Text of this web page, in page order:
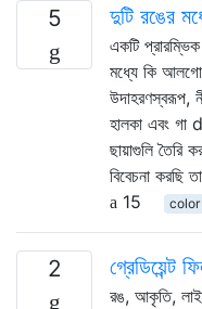
5 দুটি রঙের
একটি
মধ্যে কি
উদাহরণস্বরূপ,
হালকা এবং গা
ছায়াগুলি তৈরি
বিবেচনা করছি
15
color
2 গ্রেডিয়েন্ট
রঙ, আকৃতি,